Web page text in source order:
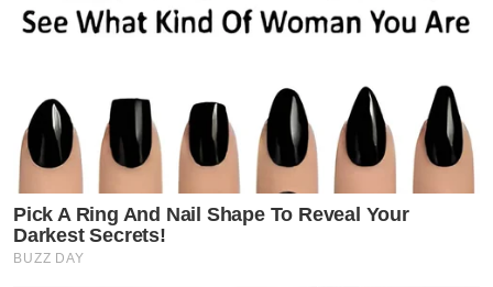
Pick A Ring And Nail Shape To Reveal Your
Darkest Secrets!
BUZZ DAY